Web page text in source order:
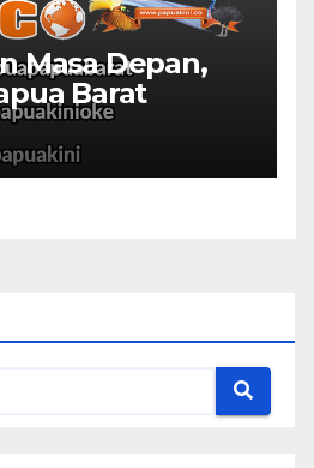
Masa Depan,
Barat
RKPD 2027